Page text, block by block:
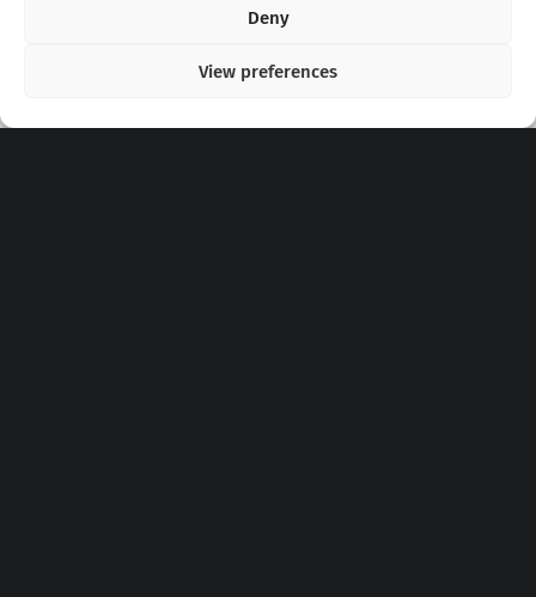
Deny
View preferences